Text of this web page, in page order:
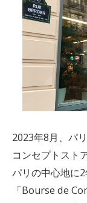
2023年8月、パ
コンセプトスト
パリの中心地に
「Bourse de